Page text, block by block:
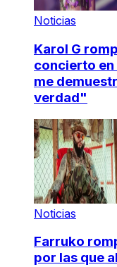
Noticias
Karol G
concierto
me
verdad"
Noticias
Farruko
por las que